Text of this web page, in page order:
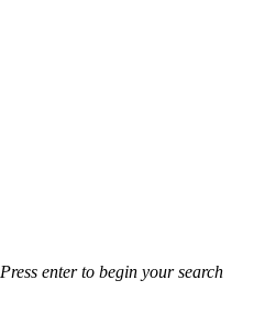
Press enter to begin your search